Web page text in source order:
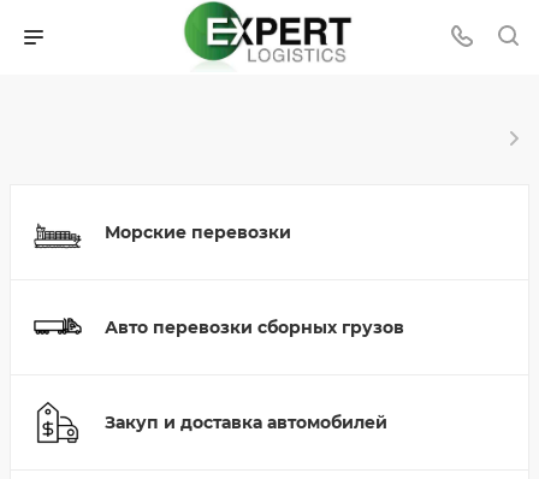
Морские перевозки
Авто перевозки сборных грузов
Закуп и доставка автомобилей